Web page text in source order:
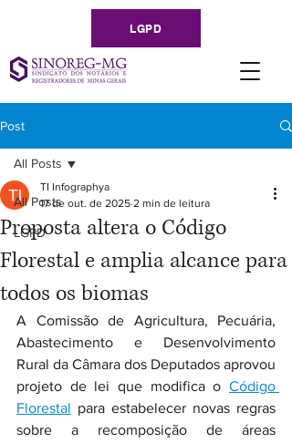
LGPD
Post
All Posts
LGPD
All Posts
Proposta altera o Código
Florestal e amplia alcance para
todos os biomas
TI Infographya
17 de out. de 2025 2 min de leitura
A Comissão de Agricultura, Pecuária,
Abastecimento e Desenvolvimento
Rural da Câmara dos Deputados aprovou
projeto de lei que modifica o Código
Florestal para estabelecer novas regras
sobre a recomposição de áreas